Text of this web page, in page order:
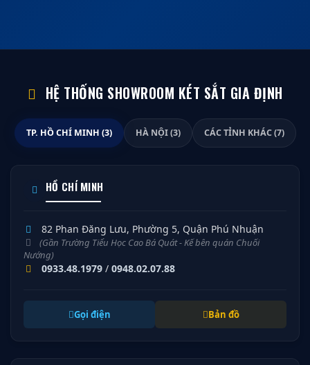
HỆ THỐNG SHOWROOM KÉT SẮT GIA ĐỊNH
TP. HỒ CHÍ MINH (3) HÀ NỘI (3) CÁC TỈNH KHÁC (7)
HỒ CHÍ MINH
82 Phan Đăng Lưu, Phường 5, Quận Phú Nhuận
(Gần Trường Tiểu Học Cao Bá Quát - Kế bên quán Chuối
Nướng)
0933.48.1979 / 0948.02.07.88
Gọi điện Bản đồ